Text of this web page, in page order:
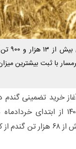
مدیرکل غله و خدمات
با ثبت بیشترین
خرید تضمینی گندم
سمنان خبر داد و گفت: خرید تضمینی گندم سال ۱۴۰۵ از
تعیین‌شده آغاز شده و پیش‌بینی می‌شود در مجموع بیش